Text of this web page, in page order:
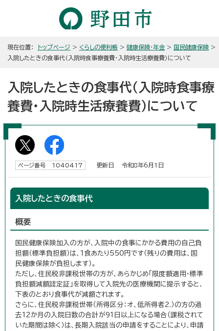
現在位置： トップページ > くらしの便利帳 > 健康保険・年金> 国民健康保険 >
入院したときの食事代（入院時食事療養費・入院時生活療養費）について
入院したときの食事代（入院時食事療
養費・入院時生活療養費）について
ページ番号 1040417 更新日 令和8年6月1日
入院したときの食事代
概要
国民健康保険加入の方が、入院中の食事にかかる費用の自己負
担額（標準負担額）は、1食あたり550円です（残りの費用は、国
民健康保険が負担します）。
ただし、住民税非課税世帯の方が、あらかじめ「限度額適用・標準
負担額減額認定証」を取得して入院先の医療機関に提示すると、
下表のとおり食事代が減額されます。
さらに、住民税非課税世帯（所得区分：オ、低所得者2.）の方の過
去12か月の入院日数の合計が91日以上になる場合（課税されて
いた期間は除く）は、長期入院該当の申請をすることにより、申請